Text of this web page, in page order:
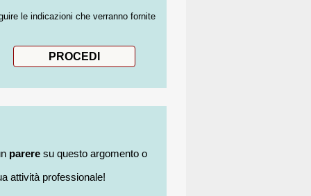
le indicazioni che verranno fornite
pareresu questo argomento o
attività professionale!